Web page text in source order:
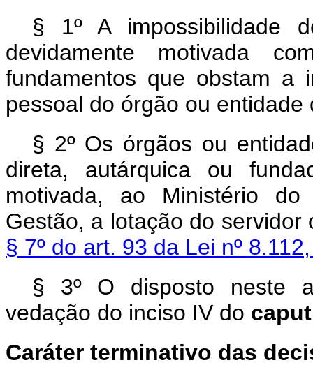
§ 1º A
devidamente motivada
fundamentos que obstam a
pessoal do órgão ou entidade
§ 2º Os órgãos ou
direta, autárquica ou
motivada, ao Ministério do
Gestão, a lotação do
§ 7º do art. 93 da Lei nº
§ 3º O disposto neste
vedação do inciso IV do
Caráter terminativo das